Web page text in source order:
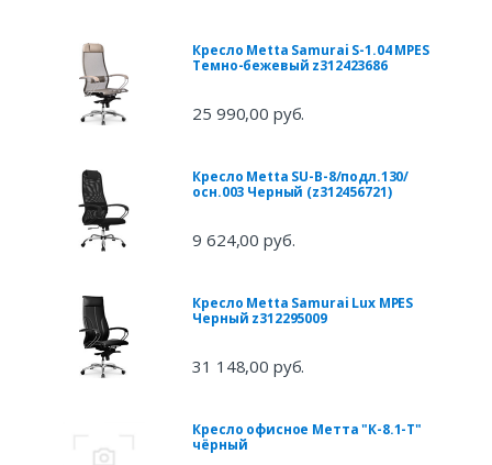
Кресло Metta Samurai S-1.04 MPES
Темно-бежевый z312423686
25 990,00 руб.
Кресло Metta SU-B-8/подл.130/
осн.003 Черный (z312456721)
9 624,00 руб.
Кресло Metta Samurai Lux MPES
Черный z312295009
31 148,00 руб.
Кресло офисное Метта "К-8.1-Т"
чёрный